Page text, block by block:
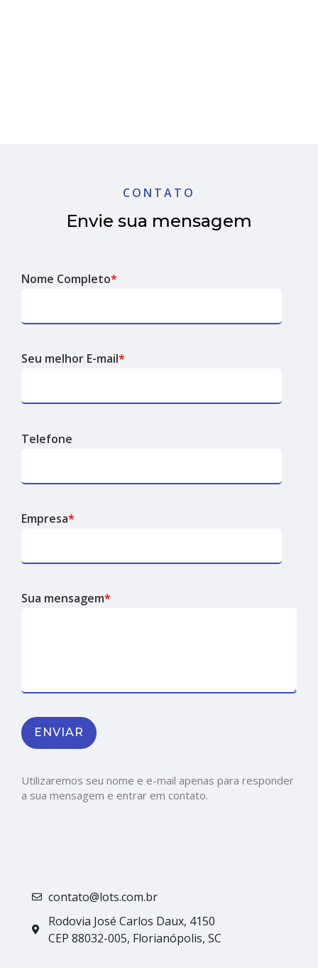
CONTATO
Envie sua mensagem
Nome Completo*
Seu melhor E-mail*
Telefone
Empresa*
Sua mensagem*
Utilizaremos seu nome e e-mail apenas para responder
a sua mensagem e entrar em contato.
contato@lots.com.br
Rodovia José Carlos Daux, 4150
CEP 88032-005, Florianópolis, SC